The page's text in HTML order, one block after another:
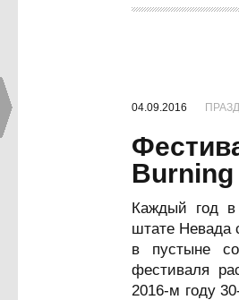
04.09.2016
Burning
Каждый год в
штате Невада
в пустыне
фестиваля
2016-м году